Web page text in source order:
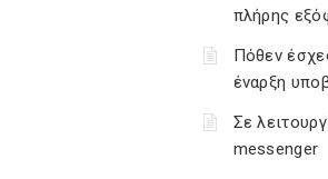
πλήρης
Πόθεν
έναρξη
Σε
messenger